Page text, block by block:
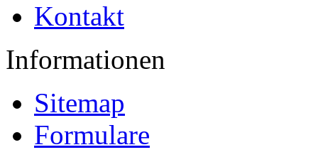
Kontakt
Informationen
Sitemap
Formulare